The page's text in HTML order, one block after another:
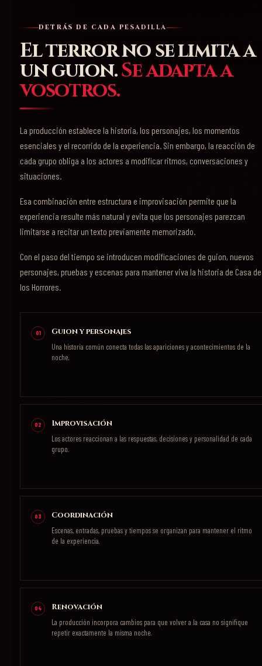
DETRÁS DE CADA PESADILLA
El terror no se limita a
un guion.Se adapta a
vosotros.
La producción establece la historia, los personajes, los momentos
esenciales y el recorrido de la experiencia. Sin embargo, la reacción de
cada grupo obliga a los actores a modificar ritmos, conversaciones y
situaciones.
Esa combinación entre estructura e improvisación permite que la
experiencia resulte más natural y evita que los personajes parezcan
limitarse a recitar un texto previamente memorizado.
Con el paso del tiempo se introducen modificaciones de guion, nuevos
personajes, pruebas y escenas para mantener viva la historia de Casa de
los Horrores.
01 Guion y personajes
Una historia común conecta todas las apariciones y acontecimientos de la
noche.
02 Improvisación
Los actores reaccionan a las respuestas, decisiones y personalidad de cada
grupo.
03 Coordinación
Escenas, entradas, pruebas y tiempos se organizan para mantener el ritmo
de la experiencia.
04 Renovación
La producción incorpora cambios para que volver a la casa no signifique
repetir exactamente la misma noche.